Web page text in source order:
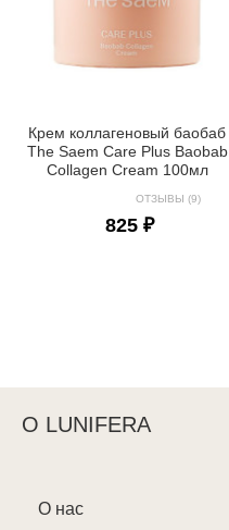
Крем коллагеновый баобаб
The Saem Care Plus Baobab
Collagen Cream 100мл
ОТЗЫВЫ (9)
825 ₽
О LUNIFERA
О нас